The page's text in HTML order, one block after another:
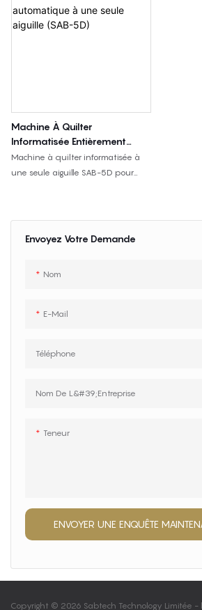
Envoyez Votre Demande
Nom
E-Mail
Téléphone
Nom De L&#39;entreprise
Teneur
ENVOYER UNE ENQUÊTE
Machine À Quilter
Informatisée Entièrement
Automatique À Une Seule
Aiguille (SAB-5D)
Machine à quilter informatisée à
une seule aiguille SAB-5D pour
avec matelassage en saut à 360°,
couture de motifs complexes et
Copyright © 2026 Sabtech Technology Limitée -